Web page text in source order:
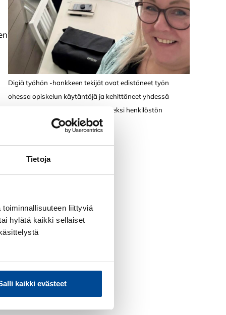
Tietoja
liittyviä
hylätä kaikki sellaiset
kaikki evästeet
Digiä työhön -hankkeen tekijät ovat edistäneet työn
ohessa opiskelun käytäntöjä ja kehittäneet yhdessä
SYOkummi-mallia työnantajien tueksi henkilöstön
osaamisen kehittämiseen.